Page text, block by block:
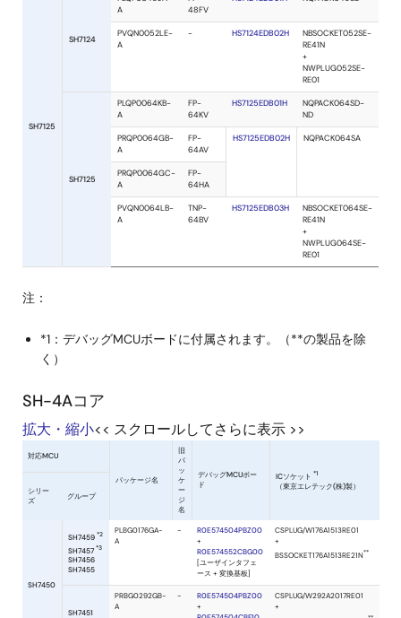
注：
*1：デバッグMCUボードに付属されます。（**の製品を除
く）
SH-4Aコア
拡大・縮小<< スクロールしてさらに表示 >>